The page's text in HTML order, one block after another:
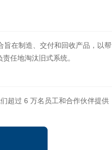
旨在制造、交付和回收产品，以帮
任地淘汰旧式系统。
超过 6 万名员工和合作伙伴提供